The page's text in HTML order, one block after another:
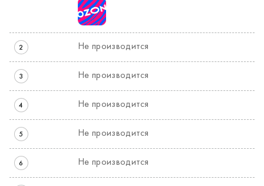
2 Не производится
3 Не производится
4 Не производится
5 Не производится
6 Не производится